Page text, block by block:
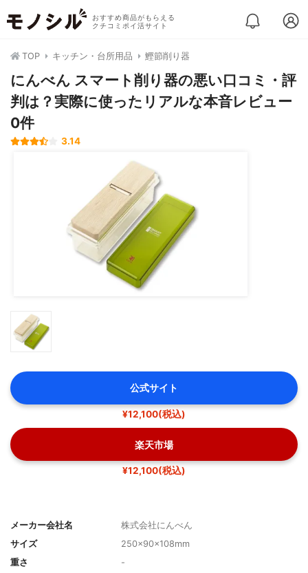
おすすめ商品がもらえる
クチコミポイ活サイト
TOP キッチン・台所用品 鰹節削り器
にんべん スマート削り器の悪い口コミ・評
判は？実際に使ったリアルな本音レビュー
0件
3.14
公式サイト
¥12,100(税込)
楽天市場
¥12,100(税込)
メーカー会社名
株式会社にんべん
サイズ
250×90×108mm
重さ
-